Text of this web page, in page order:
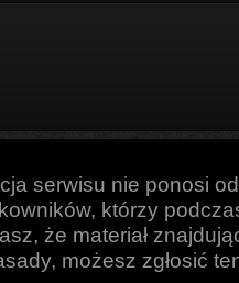
serwisu nie ponosi
którzy
że materiał
możesz zgłosić